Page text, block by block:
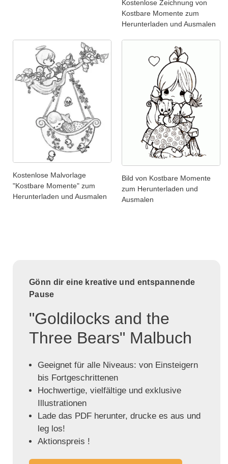
Kostenlose Zeichnung von
Kostbare Momente zum
Herunterladen und Ausmalen
Kostenlose Malvorlage
"Kostbare Momente" zum
Herunterladen und Ausmalen
Bild von Kostbare Momente
zum Herunterladen und
Ausmalen
Gönn dir eine kreative und entspannende
Pause
"Goldilocks and the
Three Bears" Malbuch
Geeignet für alle Niveaus: von Einsteigern
bis Fortgeschrittenen
Hochwertige, vielfältige und exklusive
Illustrationen
Lade das PDF herunter, drucke es aus und
leg los!
Aktionspreis !